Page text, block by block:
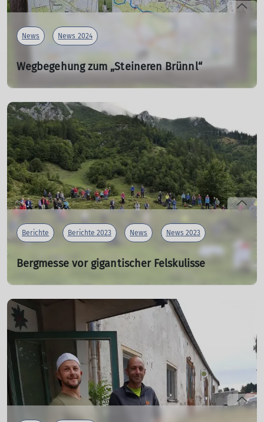
mehr erfahren
News News 2024
Wegbegehung zum „Steineren Brünnl“
23.04.2024
Rund um Neumarkt-St. Veit gibt es viele schöne Wander-
und Radwege.
Einer davon ist der Weg von der Alten Teisinger Straße
zur Antoniuskapelle – im Volksmund besser bekannt als
„Steinernes Brünnl“.
mehr erfahren
Berichte Berichte 2023 News News 2023
Bergmesse vor gigantischer Felskulisse
24.09.2023
Seit Jahrzehnten schon veranstaltet die
Alpenvereinssektion Rottal-Neumarkt-Sankt Veit ihren
traditionellen Berggottesdienst am letzten Sonntag im
September
mehr erfahren